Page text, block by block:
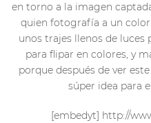
en torno a la imagen
quien fotografía a un
unos trajes llenos de luces
para flipar en colores, y
porque después de ver
súper idea para
[embedyt] http://